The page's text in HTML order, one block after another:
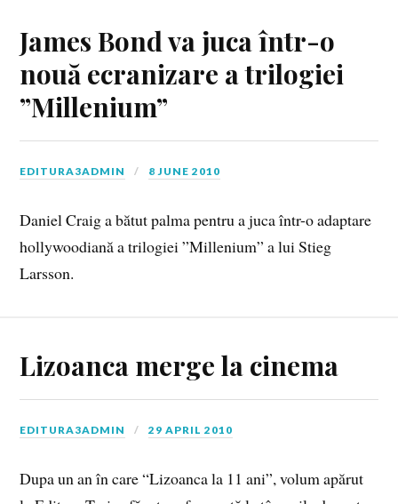
James Bond va juca într-o
nouă ecranizare a trilogiei
”Millenium”
EDITURA3ADMIN 8 JUNE 2010
Daniel Craig a bătut palma pentru a juca într-o adaptare
hollywoodiană a trilogiei ”Millenium” a lui Stieg
Larsson.
Lizoanca merge la cinema
EDITURA3ADMIN 29 APRIL 2010
Dupa un an în care “Lizoanca la 11 ani”, volum apărut